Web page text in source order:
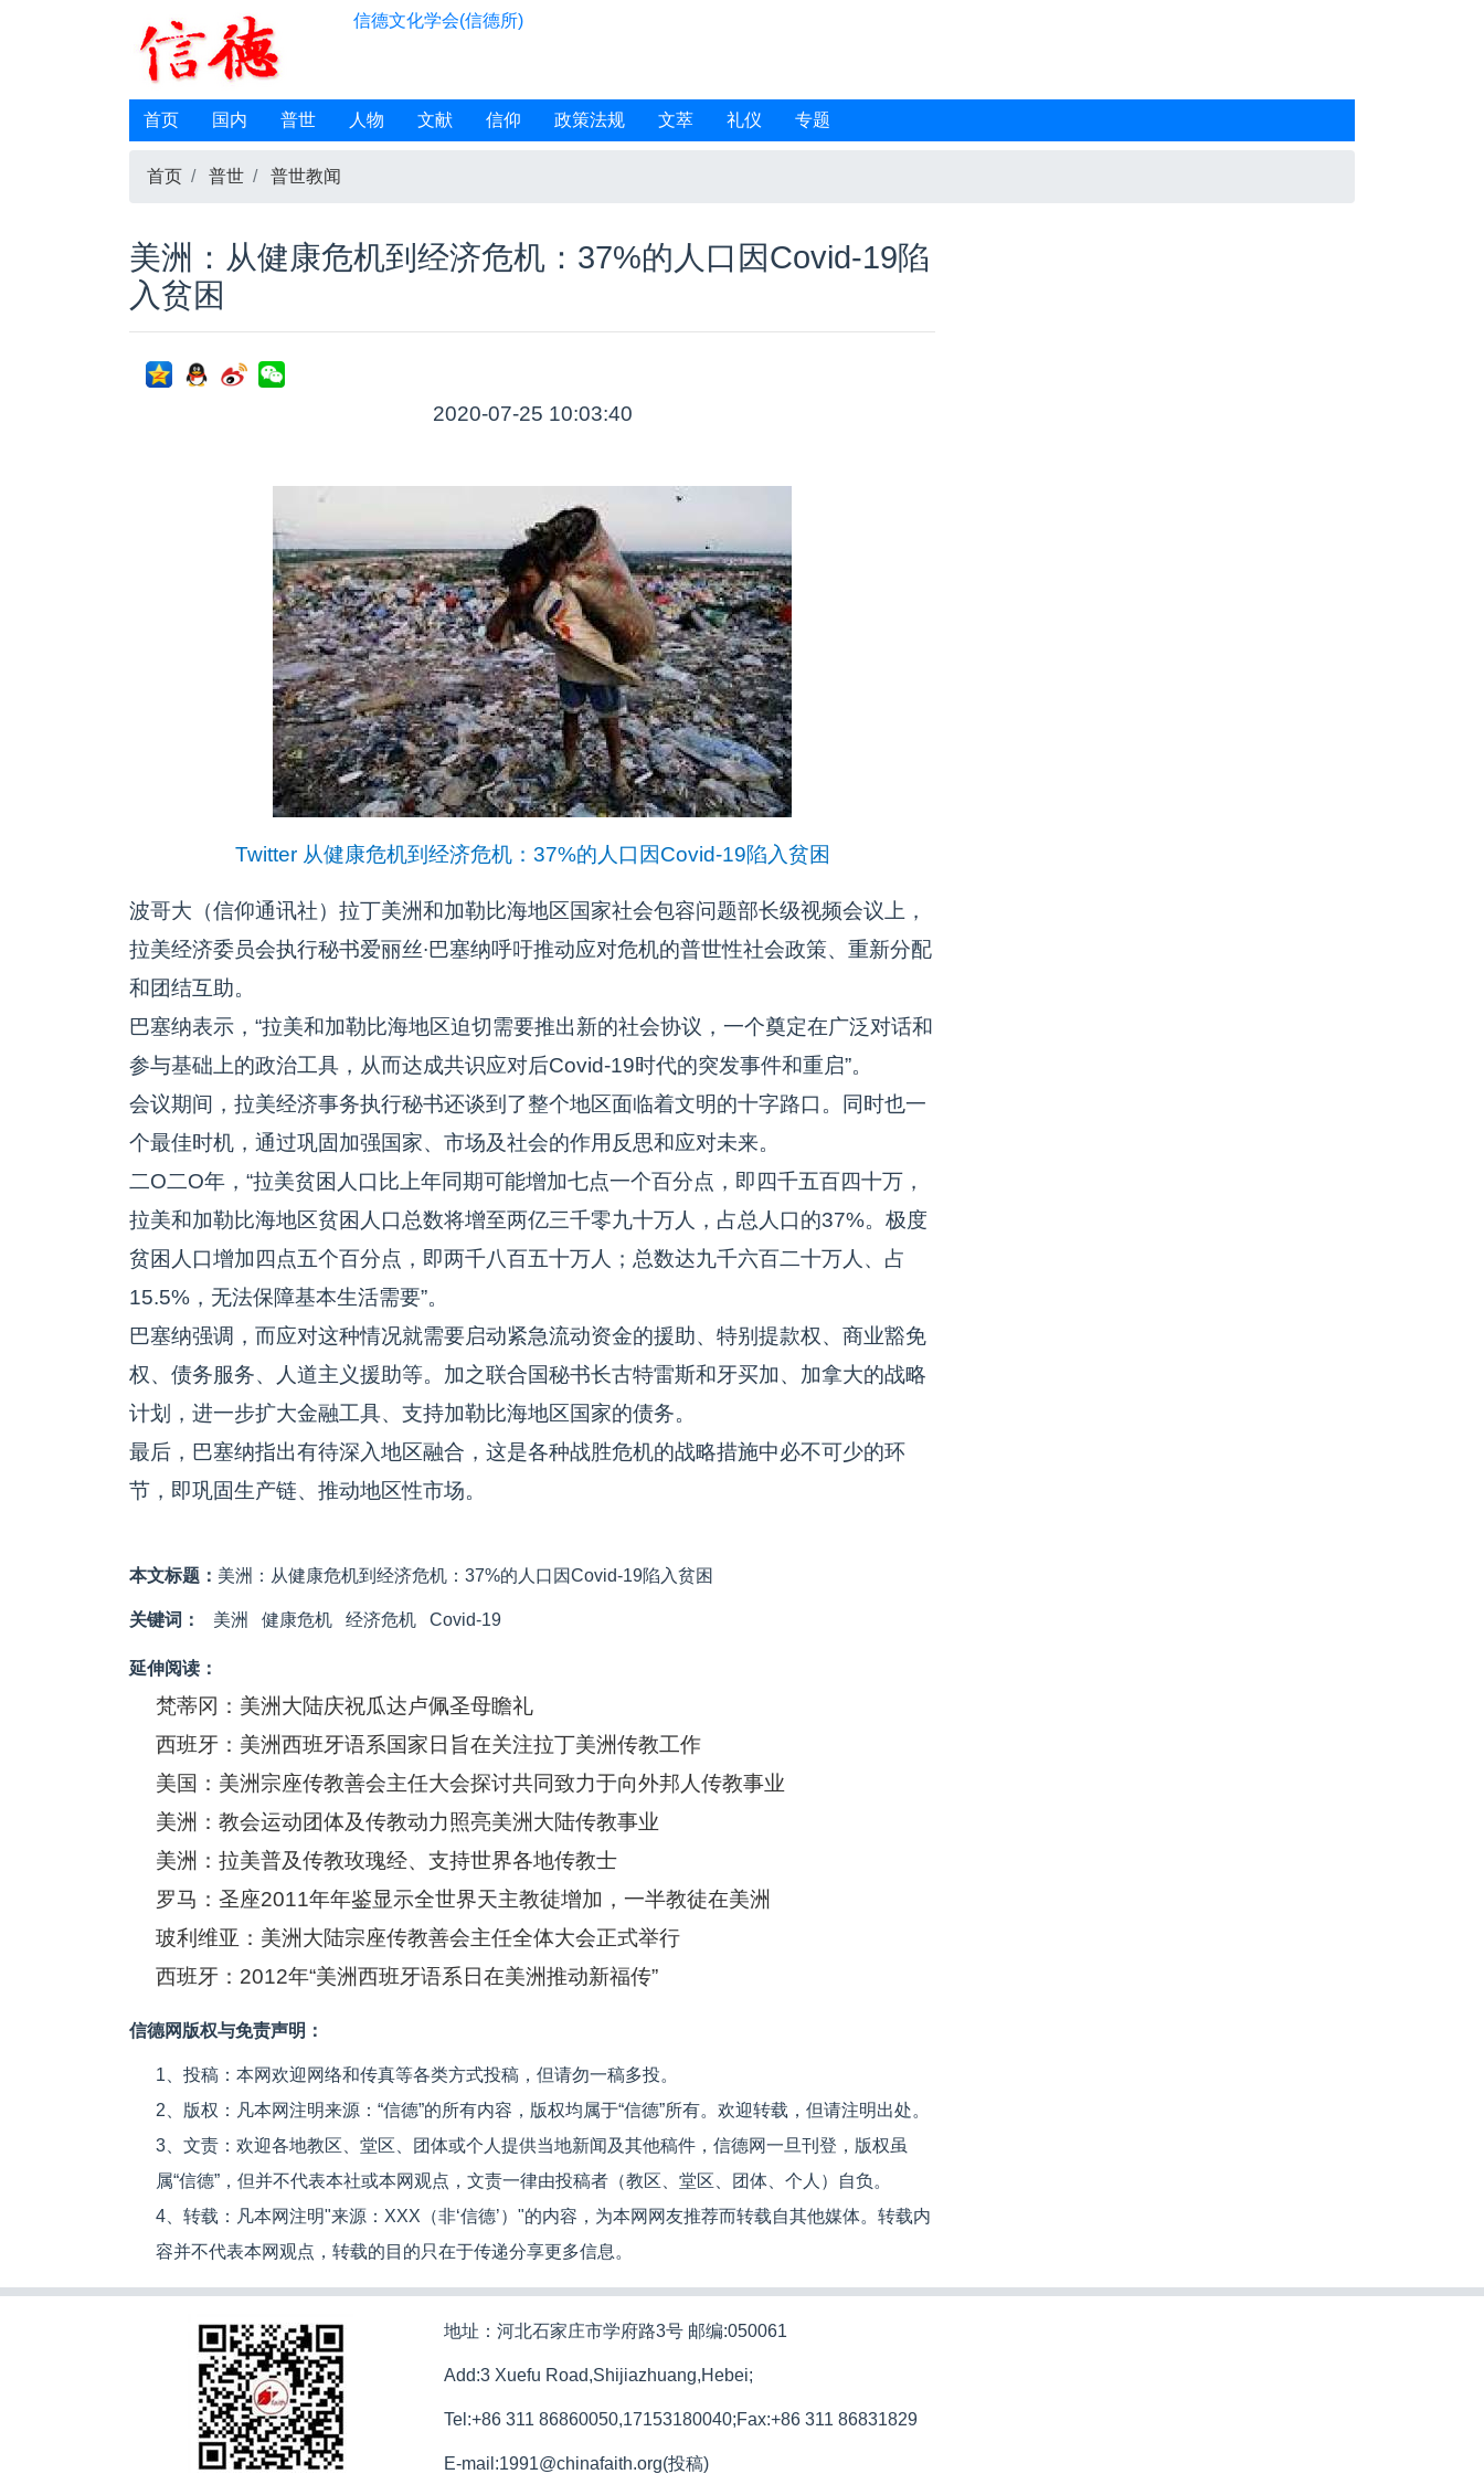
信德文化学会(信德所)
首页 国内 普世 人物 文献 信仰 政策法规 文萃 礼仪 专题
首页 普世 普世教闻
美洲：从健康危机到经济危机：37%的人口因Covid-19陷
入贫困
2020-07-25 10:03:40
Twitter 从健康危机到经济危机：37%的人口因Covid-19陷入贫困
波哥大（信仰通讯社）拉丁美洲和加勒比海地区国家社会包容问题部长级视频会议上，
拉美经济委员会执行秘书爱丽丝∙巴塞纳呼吁推动应对危机的普世性社会政策、重新分配
和团结互助。
巴塞纳表示，“拉美和加勒比海地区迫切需要推出新的社会协议，一个奠定在广泛对话和
参与基础上的政治工具，从而达成共识应对后Covid-19时代的突发事件和重启”。
会议期间，拉美经济事务执行秘书还谈到了整个地区面临着文明的十字路口。同时也一
个最佳时机，通过巩固加强国家、市场及社会的作用反思和应对未来。
二O二O年，“拉美贫困人口比上年同期可能增加七点一个百分点，即四千五百四十万，
拉美和加勒比海地区贫困人口总数将增至两亿三千零九十万人，占总人口的37%。极度
贫困人口增加四点五个百分点，即两千八百五十万人；总数达九千六百二十万人、占
15.5%，无法保障基本生活需要”。
巴塞纳强调，而应对这种情况就需要启动紧急流动资金的援助、特别提款权、商业豁免
权、债务服务、人道主义援助等。加之联合国秘书长古特雷斯和牙买加、加拿大的战略
计划，进一步扩大金融工具、支持加勒比海地区国家的债务。
最后，巴塞纳指出有待深入地区融合，这是各种战胜危机的战略措施中必不可少的环
节，即巩固生产链、推动地区性市场。
本文标题： 美洲：从健康危机到经济危机：37%的人口因Covid-19陷入贫困
关键词： 美洲 健康危机 经济危机 Covid-19
延伸阅读：
梵蒂冈：美洲大陆庆祝瓜达卢佩圣母瞻礼
西班牙：美洲西班牙语系国家日旨在关注拉丁美洲传教工作
美国：美洲宗座传教善会主任大会探讨共同致力于向外邦人传教事业
美洲：教会运动团体及传教动力照亮美洲大陆传教事业
美洲：拉美普及传教玫瑰经、支持世界各地传教士
罗马：圣座2011年年鉴显示全世界天主教徒增加，一半教徒在美洲
玻利维亚：美洲大陆宗座传教善会主任全体大会正式举行
西班牙：2012年“美洲西班牙语系日在美洲推动新福传”
信德网版权与免责声明：
1、投稿：本网欢迎网络和传真等各类方式投稿，但请勿一稿多投。
2、版权：凡本网注明来源：“信德”的所有内容，版权均属于“信德”所有。欢迎转载，但请注明出处。
3、文责：欢迎各地教区、堂区、团体或个人提供当地新闻及其他稿件，信德网一旦刊登，版权虽
属“信德”，但并不代表本社或本网观点，文责一律由投稿者（教区、堂区、团体、个人）自负。
4、转载：凡本网注明"来源：XXX（非‘信德’）"的内容，为本网网友推荐而转载自其他媒体。转载内
容并不代表本网观点，转载的目的只在于传递分享更多信息。
地址：河北石家庄市学府路3号 邮编:050061
Add:3 Xuefu Road,Shijiazhuang,Hebei;
Tel:+86 311 86860050,17153180040;Fax:+86 311 86831829
E-mail:1991@chinafaith.org(投稿)